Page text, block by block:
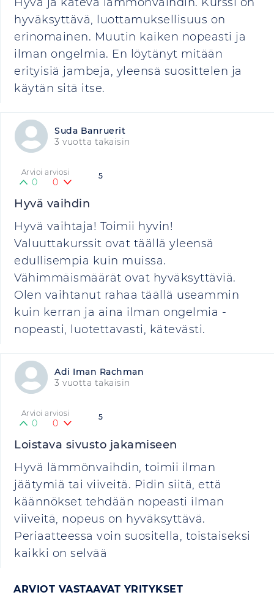
hyväksyttävä, luottamuksellisuus on
erinomainen. Muutin kaiken nopeasti ja
ilman ongelmia. En löytänyt mitään
erityisiä jambeja, yleensä suosittelen ja
käytän sitä itse.
Suda Banruerit
3 vuotta takaisin
5
Arvioi arviosi
0 0
Hyvä vaihdin
Hyvä vaihtaja! Toimii hyvin!
Valuuttakurssit ovat täällä yleensä
edullisempia kuin muissa.
Vähimmäismäärät ovat hyväksyttäviä.
Olen vaihtanut rahaa täällä useammin
kuin kerran ja aina ilman ongelmia -
nopeasti, luotettavasti, kätevästi.
Adi Iman Rachman
3 vuotta takaisin
5
Arvioi arviosi
0 0
Loistava sivusto jakamiseen
Hyvä lämmönvaihdin, toimii ilman
jäätymiä tai viiveitä. Pidin siitä, että
käännökset tehdään nopeasti ilman
viiveitä, nopeus on hyväksyttävä.
Periaatteessa voin suositella, toistaiseksi
kaikki on selvää
ARVIOT VASTAAVAT YRITYKSET